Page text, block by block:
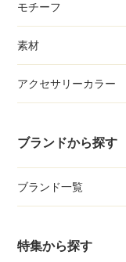
モチーフ
素材
アクセサリーカラー
ブランドから探す
ブランド一覧
特集から探す